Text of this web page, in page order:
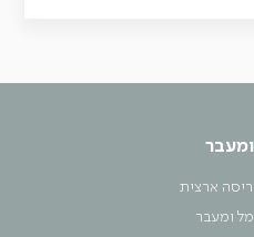
ארצית
ומעבר